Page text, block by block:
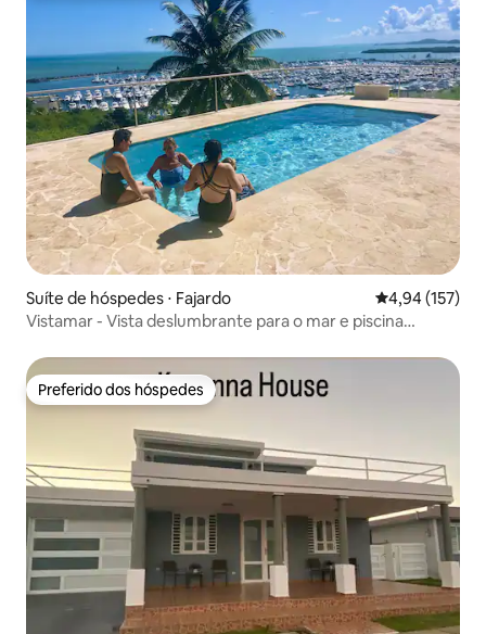
Suíte de hóspedes ⋅ Fajardo 4,94 de uma
4,94 (157)
Vistamar - Vista deslumbrante para o mar e piscina
Preferido dos hóspedes
Preferido dos hóspedes